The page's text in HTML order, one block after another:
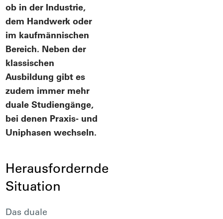
ob in der Industrie,
dem Handwerk oder
im kaufmännischen
Bereich. Neben der
klassischen
Ausbildung gibt es
zudem immer mehr
duale Studiengänge,
bei denen Praxis- und
Uniphasen wechseln.
Herausfordernde
Situation
Das duale